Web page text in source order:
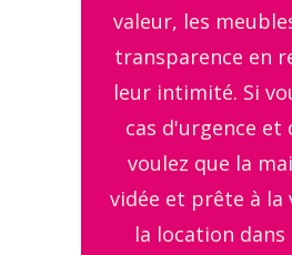
valeur, les
transparence en
leur intimité. Si
cas d'urgence et
voulez que la
vidée et prête à la
la location dans